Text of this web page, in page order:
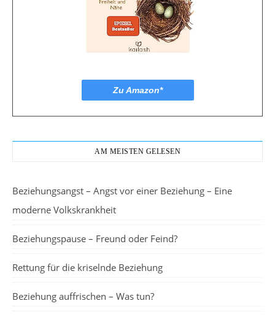
Zu Amazon*
AM MEISTEN GELESEN
Beziehungsangst – Angst vor einer Beziehung – Eine
moderne Volkskrankheit
Beziehungspause – Freund oder Feind?
Rettung für die kriselnde Beziehung
Beziehung auffrischen – Was tun?